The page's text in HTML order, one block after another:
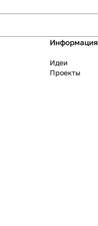
Информация
Идеи
Проекты